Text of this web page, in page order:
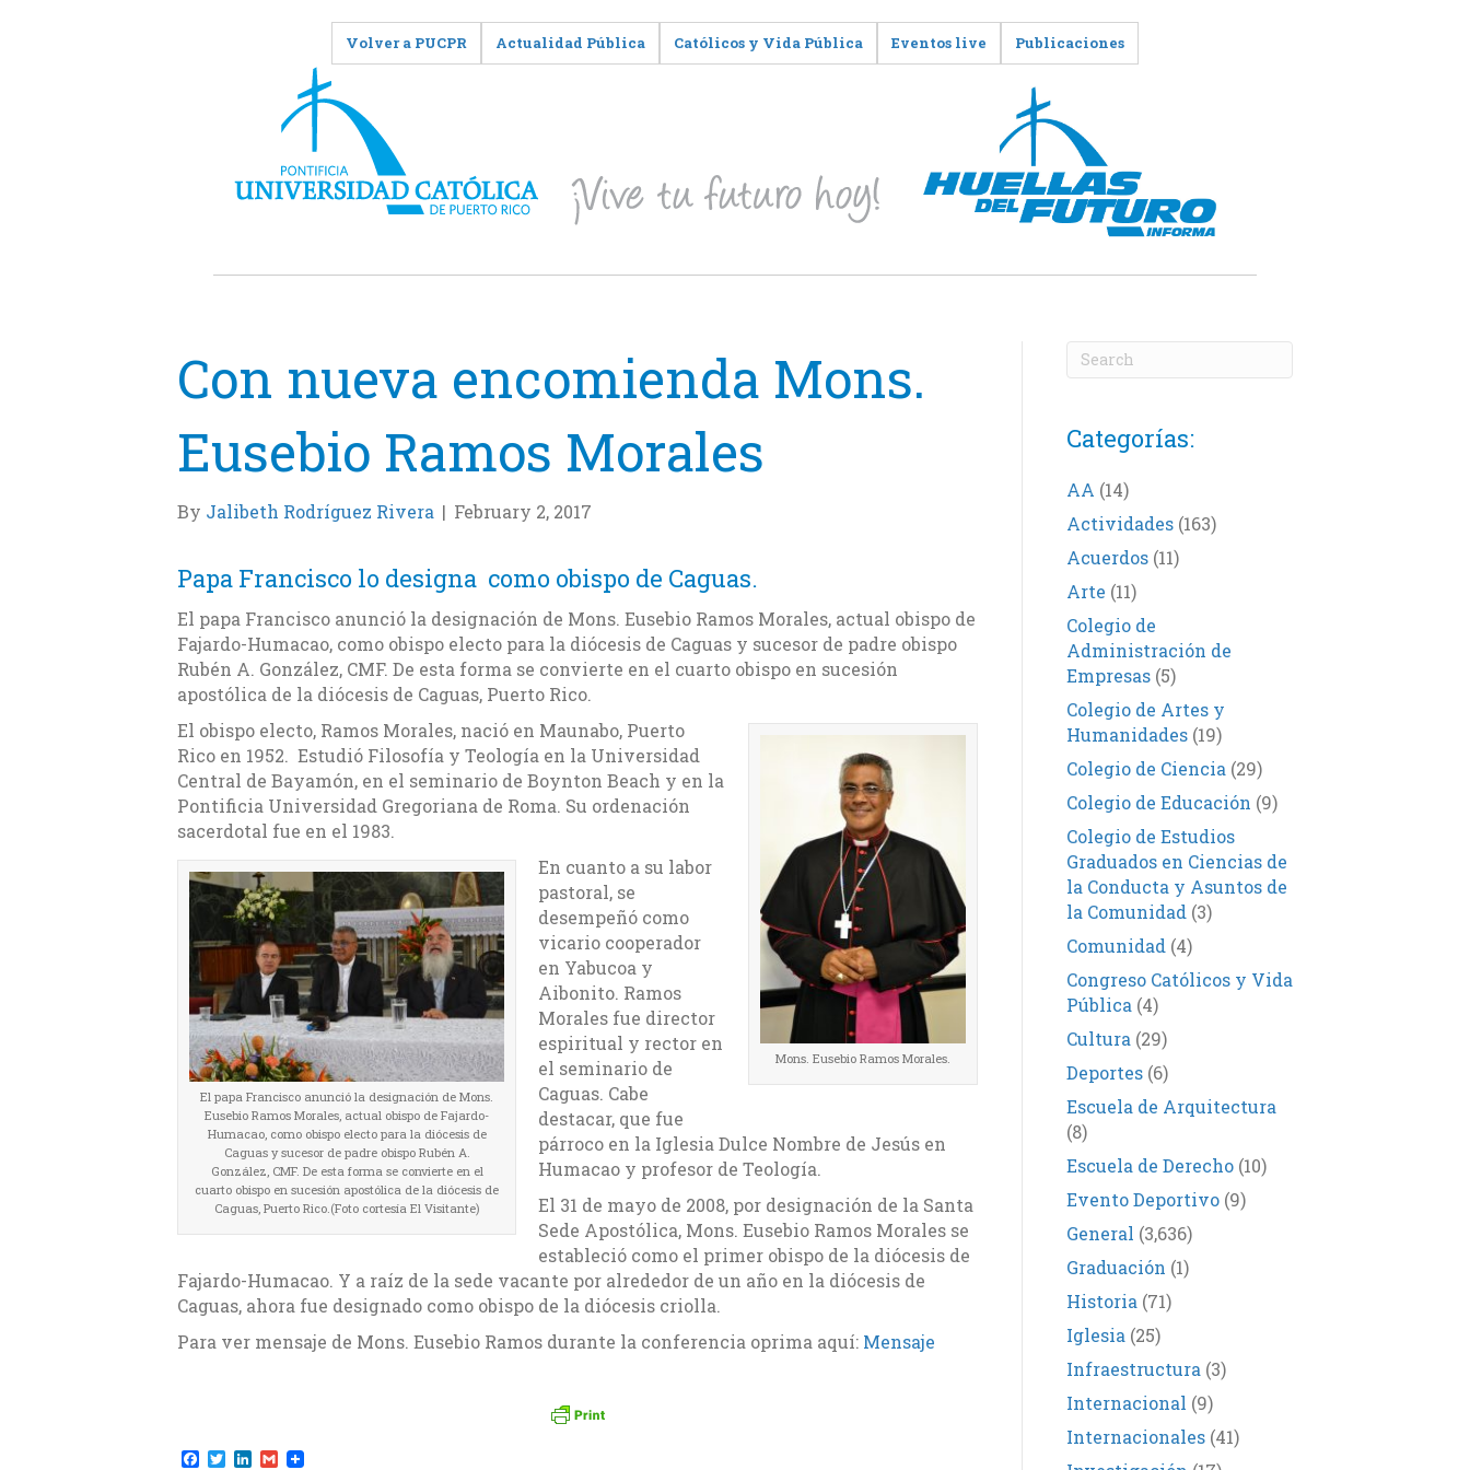
Volver a PUCPR Actualidad Pública Católicos y Vida Pública Eventos live Publicaciones
Con nueva encomienda Mons.
Eusebio Ramos Morales
By Jalibeth Rodríguez Rivera | February 2, 2017
Papa Francisco lo designa como obispo de Caguas.
El papa Francisco anunció la designación de Mons. Eusebio Ramos Morales, actual obispo de
Fajardo-Humacao, como obispo electo para la diócesis de Caguas y sucesor de padre obispo
Rubén A. González, CMF. De esta forma se convierte en el cuarto obispo en sucesión
apostólica de la diócesis de Caguas, Puerto Rico.
Mons. Eusebio Ramos Morales.
El obispo electo, Ramos Morales, nació en Maunabo, Puerto
Rico en 1952. Estudió Filosofía y Teología en la Universidad
Central de Bayamón, en el seminario de Boynton Beach y en la
Pontificia Universidad Gregoriana de Roma. Su ordenación
sacerdotal fue en el 1983.
El papa Francisco anunció la designación de Mons.
Eusebio Ramos Morales, actual obispo de Fajardo-
Humacao, como obispo electo para la diócesis de
Caguas y sucesor de padre obispo Rubén A.
González, CMF. De esta forma se convierte en el
cuarto obispo en sucesión apostólica de la diócesis de
Caguas, Puerto Rico.(Foto cortesía El Visitante)
En cuanto a su labor
pastoral, se
desempeñó como
vicario cooperador
en Yabucoa y
Aibonito. Ramos
Morales fue director
espiritual y rector en
el seminario de
Caguas. Cabe
destacar, que fue
párroco en la Iglesia Dulce Nombre de Jesús en
Humacao y profesor de Teología.
El 31 de mayo de 2008, por designación de la Santa
Sede Apostólica, Mons. Eusebio Ramos Morales se
estableció como el primer obispo de la diócesis de
Fajardo-Humacao. Y a raíz de la sede vacante por alrededor de un año en la diócesis de
Caguas, ahora fue designado como obispo de la diócesis criolla.
Para ver mensaje de Mons. Eusebio Ramos durante la conferencia oprima aquí: Mensaje
F T L G
Categorías:
AA (14)
Actividades(163)
Acuerdos(11)
Arte (11)
Colegio de
Administración de
Empresas(5)
Colegio de Artes y
Humanidades(19)
Colegio de Ciencia (29)
Colegio de Educación (9)
Colegio de Estudios
Graduados en Ciencias de
la Conducta y Asuntos de
la Comunidad (3)
Comunidad (4)
Congreso Católicos y Vida
Pública (4)
Cultura (29)
Deportes(6)
Escuela de Arquitectura
(8)
Escuela de Derecho(10)
Evento Deportivo(9)
General (3,636)
Graduación (1)
Historia (71)
Iglesia (25)
Infraestructura (3)
Internacional (9)
Internacionales(41)